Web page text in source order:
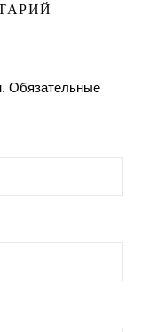
Обязательные